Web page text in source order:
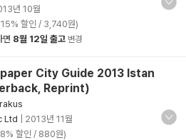
년 10월
할인 / 3,740원)
면 8월 12일 출고 변경
City Guide 2013 Istan
Reprint)
Ltd
2013년 11월
할인 / 880원)